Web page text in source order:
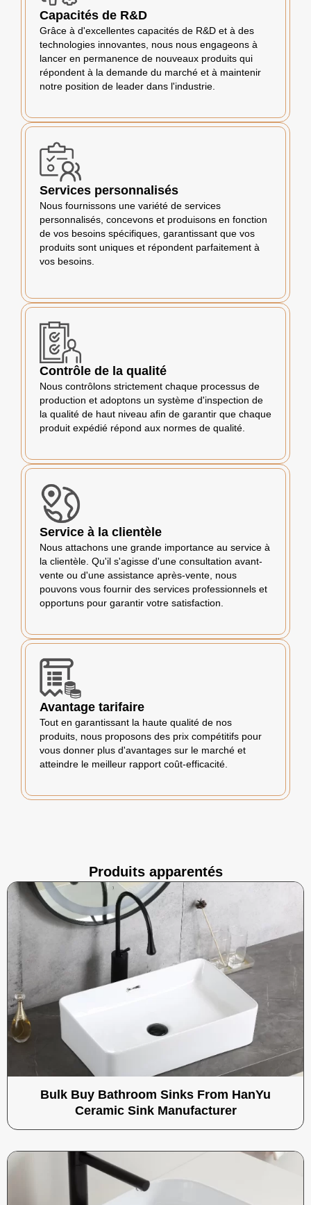
Capacités de R&D
Grâce à d'excellentes capacités de R&D et à des
technologies innovantes, nous nous engageons à
lancer en permanence de nouveaux produits qui
répondent à la demande du marché et à maintenir
notre position de leader dans l'industrie.
Services personnalisés
Nous fournissons une variété de services
personnalisés, concevons et produisons en fonction
de vos besoins spécifiques, garantissant que vos
produits sont uniques et répondent parfaitement à
vos besoins.
Contrôle de la qualité
Nous contrôlons strictement chaque processus de
production et adoptons un système d'inspection de
la qualité de haut niveau afin de garantir que chaque
produit expédié répond aux normes de qualité.
Service à la clientèle
Nous attachons une grande importance au service à
la clientèle. Qu'il s'agisse d'une consultation avant-
vente ou d'une assistance après-vente, nous
pouvons vous fournir des services professionnels et
opportuns pour garantir votre satisfaction.
Avantage tarifaire
Tout en garantissant la haute qualité de nos
produits, nous proposons des prix compétitifs pour
vous donner plus d'avantages sur le marché et
atteindre le meilleur rapport coût-efficacité.
Produits apparentés
Bulk Buy Bathroom Sinks From HanYu
Ceramic Sink Manufacturer